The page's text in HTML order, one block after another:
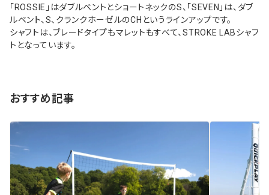
「ROSSIE」はダブルベントとショートネックのS、「SEVEN」は、ダブ
ルベント、S、クランクホーゼルのCHというラインアップです。
シャフトは、ブレードタイプもマレットもすべて、STROKE LABシャフ
トとなっています。
おすすめ記事